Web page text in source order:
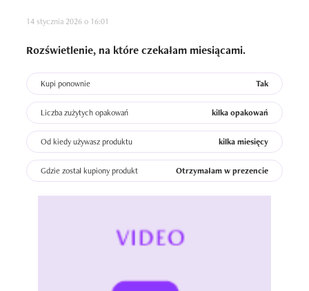
14 stycznia 2026 o 16:01
Rozświetlenie, na które czekałam miesiącami.
Kupi ponownie Tak
Liczba zużytych opakowań kilka opakowań
Od kiedy używasz produktu kilka miesięcy
Gdzie został kupiony produkt Otrzymałam w prezencie